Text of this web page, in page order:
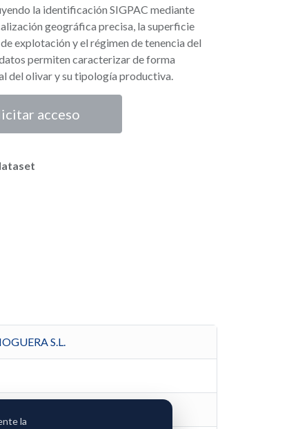
la identificación SIGPAC mediante
geográfica precisa, la superficie
explotación y el régimen de tenencia del
permiten caracterizar de forma
del olivar y su tipología productiva.
acceso
S.L.
la